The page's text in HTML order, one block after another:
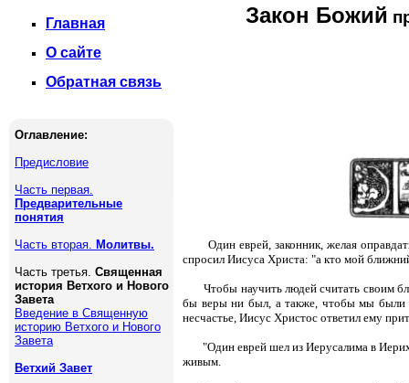
Закон Божий
Один еврей, законник, желая
спросил Иисуса Христа: "а кто мой
Чтобы научить людей считать своим
бы веры ни был, а также, чтобы мы были
несчастье, Иисус Христос ответил ему
"Один еврей шел из Иерусалима в
живым.
Оглавление:
Предисловие
Часть первая.
Предварительные
понятия
Часть вторая. Молитвы.
Часть третья. Священная
история Ветхого и Нового
Завета
Введение в Священную
историю Ветхого и Нового
Завета
Ветхий Завет
Главная
О сайте
Обратная связь